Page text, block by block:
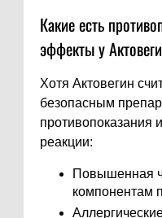
Какие есть
эффекты у
Хотя Актовегин
безопасным
реакции:
Повышенная
компонентам